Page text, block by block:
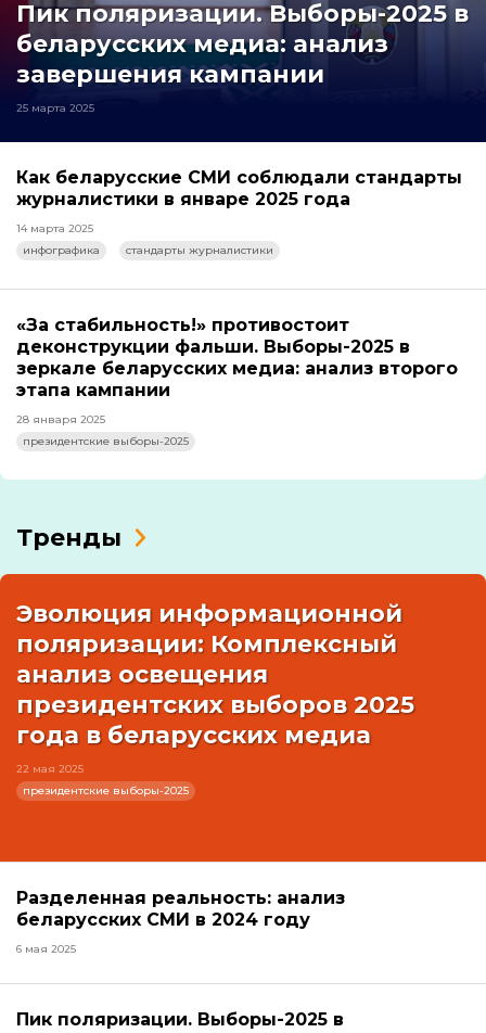
Пик поляризации. Выборы-2025 в
беларусских медиа: анализ
завершения кампании
25 марта 2025
Как беларусские СМИ соблюдали стандарты
журналистики в январе 2025 года
14 марта 2025
инфографика
стандарты журналистики
«За стабильность!» противостоит
деконструкции фальши. Выборы-2025 в
зеркале беларусских медиа: анализ второго
этапа кампании
28 января 2025
президентские выборы-2025
Тренды
Эволюция информационной
поляризации: Комплексный
анализ освещения
президентских выборов 2025
года в беларусских медиа
22 мая 2025
президентские выборы-2025
Разделенная реальность: анализ
беларусских СМИ в 2024 году
6 мая 2025
Пик поляризации. Выборы-2025 в